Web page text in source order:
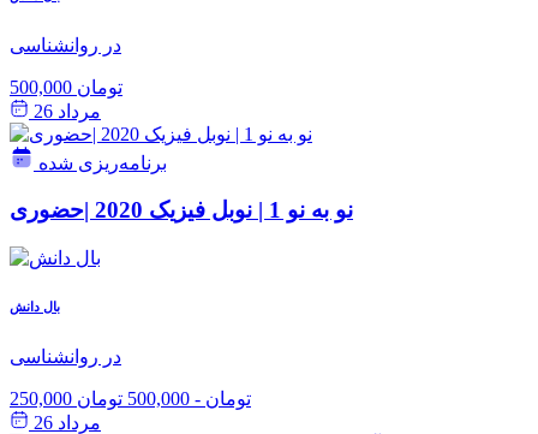
در روانشناسی
500,000 تومان
مرداد 26
برنامه‌ریزی شده
نو به نو 1 | نوبل فیزیک 2020 |حضوری
بال دانش
در روانشناسی
250,000 تومان - 500,000 تومان
مرداد 26